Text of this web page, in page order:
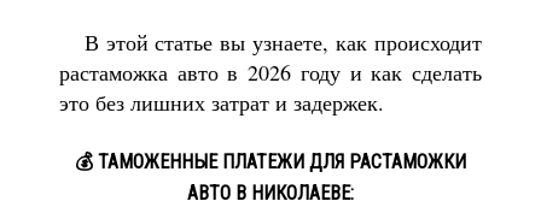
В этой статье вы узнаете, как происходит
растаможка авто в 2026 году и как сделать
это без лишних затрат и задержек.
💰 ТАМОЖЕННЫЕ ПЛАТЕЖИ ДЛЯ РАСТАМОЖКИ
АВТО В НИКОЛАЕВЕ: